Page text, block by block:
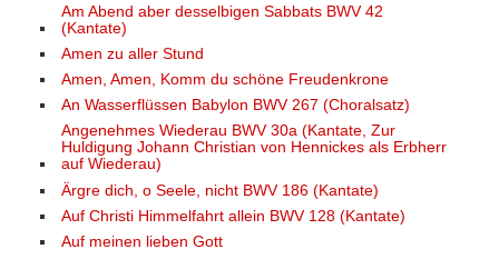
Am Abend aber desselbigen Sabbats BWV 42
(Kantate)
Amen zu aller Stund
Amen, Amen, Komm du schöne Freudenkrone
An Wasserflüssen Babylon BWV 267 (Choralsatz)
Angenehmes Wiederau BWV 30a (Kantate, Zur
Huldigung Johann Christian von Hennickes als Erbherr
auf Wiederau)
Ärgre dich, o Seele, nicht BWV 186 (Kantate)
Auf Christi Himmelfahrt allein BWV 128 (Kantate)
Auf meinen lieben Gott